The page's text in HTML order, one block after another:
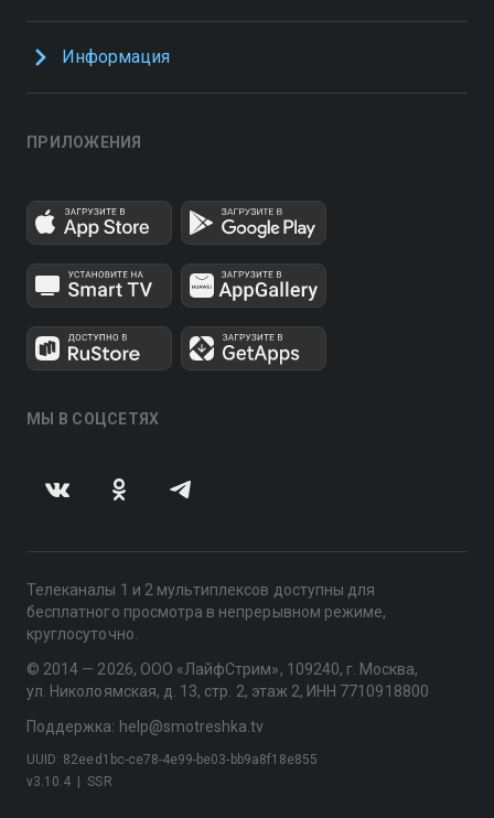
Информация
ПРИЛОЖЕНИЯ
МЫ В СОЦСЕТЯХ
Телеканалы 1 и 2 мультиплексов доступны для
бесплатного просмотра в непрерывном режиме,
круглосуточно.
© 2014 — 2026, ООО «ЛайфСтрим», 109240, г. Москва,
ул. Николоямская, д. 13, стр. 2, этаж 2, ИНН 7710918800
Поддержка: help@smotreshka.tv
v3.10.4 SSR
UUID: 82eed1bc-ce78-4e99-be03-bb9a8f18e855